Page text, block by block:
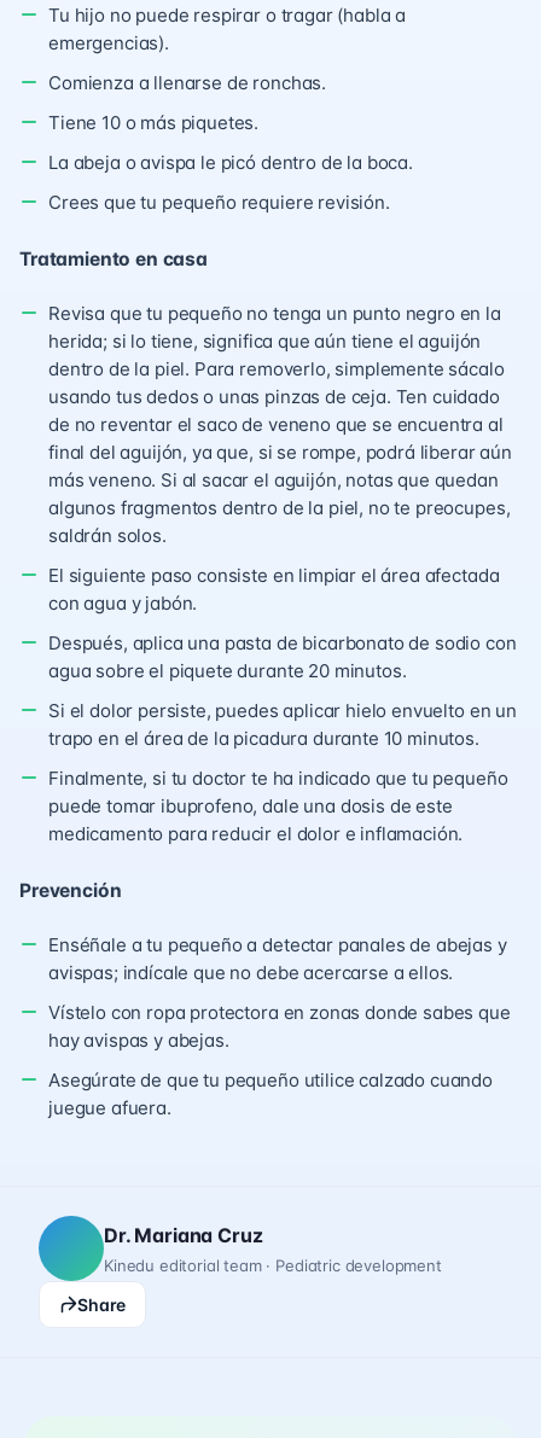
Tu hijo no puede respirar o tragar (habla a
emergencias).
Comienza a llenarse de ronchas.
Tiene 10 o más piquetes.
La abeja o avispa le picó dentro de la boca.
Crees que tu pequeño requiere revisión.
Tratamiento en casa
Revisa que tu pequeño no tenga un punto negro en la
herida; si lo tiene, significa que aún tiene el aguijón
dentro de la piel. Para removerlo, simplemente sácalo
usando tus dedos o unas pinzas de ceja. Ten cuidado
de no reventar el saco de veneno que se encuentra al
final del aguijón, ya que, si se rompe, podrá liberar aún
más veneno. Si al sacar el aguijón, notas que quedan
algunos fragmentos dentro de la piel, no te preocupes,
saldrán solos.
El siguiente paso consiste en limpiar el área afectada
con agua y jabón.
Después, aplica una pasta de bicarbonato de sodio con
agua sobre el piquete durante 20 minutos.
Si el dolor persiste, puedes aplicar hielo envuelto en un
trapo en el área de la picadura durante 10 minutos.
Finalmente, si tu doctor te ha indicado que tu pequeño
puede tomar ibuprofeno, dale una dosis de este
medicamento para reducir el dolor e inflamación.
Prevención
Enséñale a tu pequeño a detectar panales de abejas y
avispas; indícale que no debe acercarse a ellos.
Vístelo con ropa protectora en zonas donde sabes que
hay avispas y abejas.
Asegúrate de que tu pequeño utilice calzado cuando
juegue afuera.
Dr. Mariana Cruz
Kinedu editorial team · Pediatric development
Share